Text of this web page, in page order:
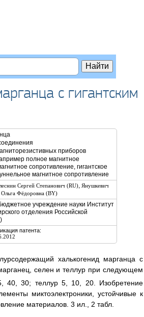
с гигантским
приборов
полное магнитное
сопротивление, гигантское
магнитное сопротивление
Сергей Степанович (RU), Янушкевич
Ольга Фёдоровна (BY)
учреждение науки Институт
отделения Российской
патента:
халькогенид марганца с
селен и теллур при следующем
40, 30; теллур 5, 10, 20. Изобретение
миктоэлектроники, устойчивые к
материалов. 3 ил., 2 табл.